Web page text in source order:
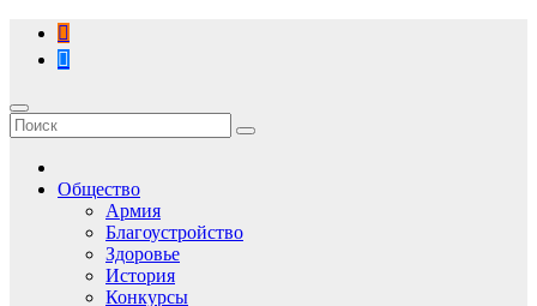
Перейти
содержимому
Общество
Армия
Благоустройство
Здоровье
История
Конкурсы